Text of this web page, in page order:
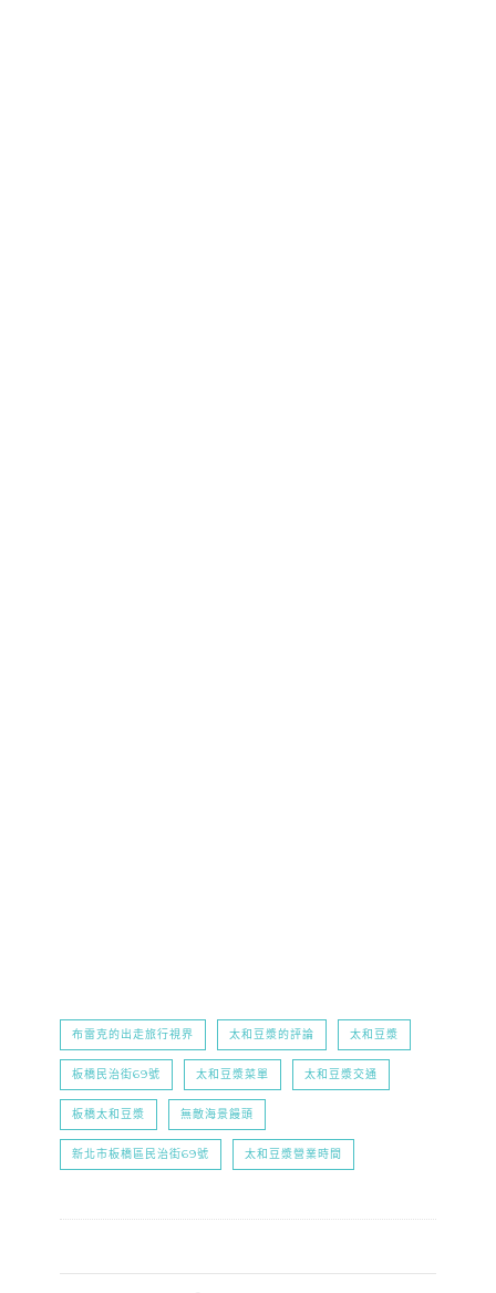
布雷克的出走旅行視界 太和豆漿的評論 太和豆漿
板橋民治街69號 太和豆漿菜單 太和豆漿交通
板橋太和豆漿 無敵海景饅頭
新北市板橋區民治街69號 太和豆漿營業時間